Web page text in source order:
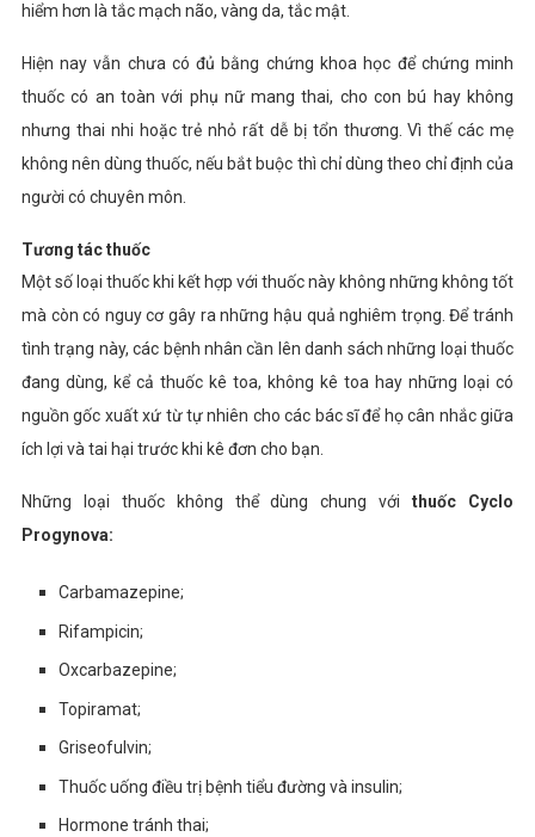
hiểm hơn là tắc mạch não, vàng da, tắc mật.
Hiện nay vẫn chưa có đủ bằng chứng khoa học để chứng minh
thuốc có an toàn với phụ nữ mang thai, cho con bú hay không
nhưng thai nhi hoặc trẻ nhỏ rất dễ bị tổn thương. Vì thế các mẹ
không nên dùng thuốc, nếu bắt buộc thì chỉ dùng theo chỉ định của
người có chuyên môn.
Tương tác thuốc
Một số loại thuốc khi kết hợp với thuốc này không những không tốt
mà còn có nguy cơ gây ra những hậu quả nghiêm trọng. Để tránh
tình trạng này, các bệnh nhân cần lên danh sách những loại thuốc
đang dùng, kể cả thuốc kê toa, không kê toa hay những loại có
nguồn gốc xuất xứ từ tự nhiên cho các bác sĩ để họ cân nhắc giữa
ích lợi và tai hại trước khi kê đơn cho bạn.
Những loại thuốc không thể dùng chung vớithuốc Cyclo
Progynova:
Carbamazepine;
Rifampicin;
Oxcarbazepine;
Topiramat;
Griseofulvin;
Thuốc uống điều trị bệnh tiểu đường và insulin;
Hormone tránh thai;